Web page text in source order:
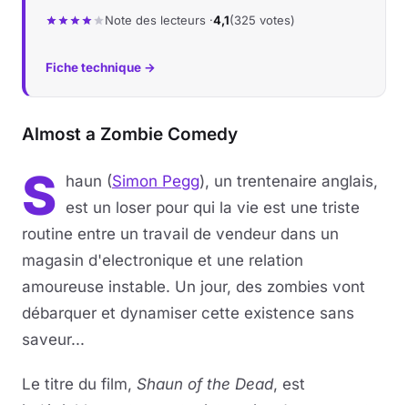
Note des lecteurs ·4,1(325 votes)
Fiche technique →
Almost a Zombie Comedy
S haun (Simon Pegg), un trentenaire anglais,
est un loser pour qui la vie est une triste
routine entre un travail de vendeur dans un
magasin d'electronique et une relation
amoureuse instable. Un jour, des zombies vont
débarquer et dynamiser cette existence sans
saveur...
Le titre du film, Shaun of the Dead, est